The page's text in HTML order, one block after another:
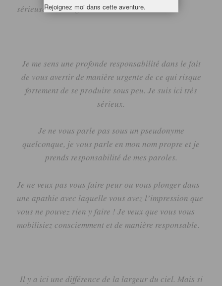
sérieusement en garde.
Je me sens une profonde responsabilité dans le fait
de vous avertir de manière urgente de ce qui risque
fortement de se produire sous peu. Je suis ici très
sérieux.
Je ne vous parle pas sous un pseudonyme
quelconque, je vous parle en mon nom propre et je
prends responsabilité de mes paroles.
Je ne veux pas vous faire peur ou vous plonger dans
une apathie avec laquelle vous avez l’impression que
vous ne pouvez rien y faire ! Je veux que vous vous
mobilisiez consciemment et de manière responsable.
Il y a ici une différence de la largeur du ciel. Mais si
Rejoignez moi dans cette aventure.